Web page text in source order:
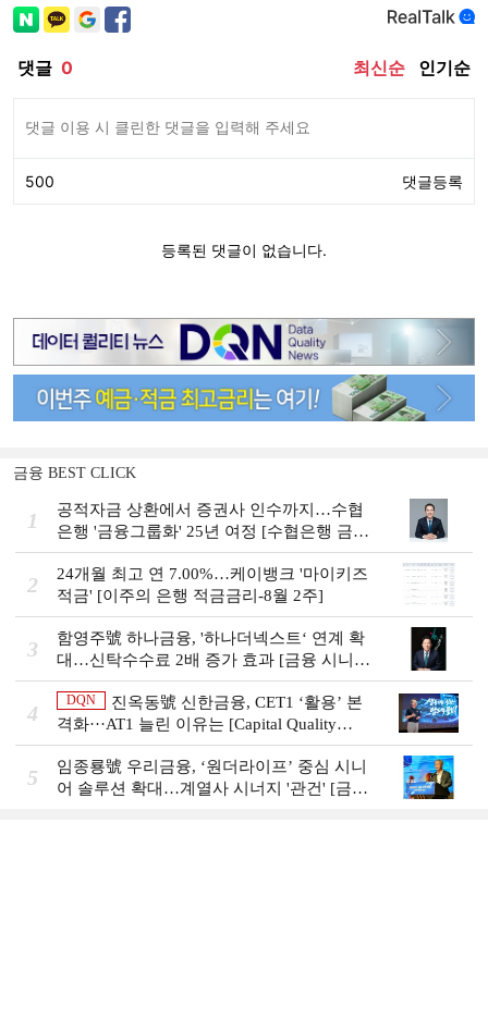
금융 BEST CLICK
1
공적자금 상환에서 증권사 인수까지…수협
은행 '금융그룹화' 25년 여정 [수협은행 금융
그룹의 꿈①]
2
24개월 최고 연 7.00%…케이뱅크 '마이키즈
적금' [이주의 은행 적금금리-8월 2주]
3
함영주號 하나금융, '하나더넥스트‘ 연계 확
대…신탁수수료 2배 증가 효과 [금융 시니어
비즈니스 돋보기]
4
DQN
진옥동號 신한금융, CET1 ‘활용’ 본
격화···AT1 늘린 이유는 [Capital Quality
Review]
5
임종룡號 우리금융, ‘원더라이프’ 중심 시니
어 솔루션 확대…계열사 시너지 '관건' [금융